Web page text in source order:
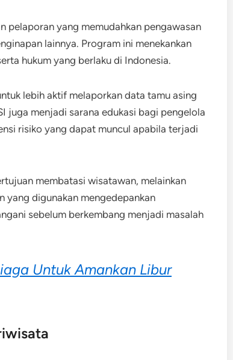
pelaporan yang memudahkan pengawasan
lainnya. Program ini menekankan
hukum yang berlaku di Indonesia.
lebih aktif melaporkan data tamu asing
juga menjadi sarana edukasi bagi pengelola
risiko yang dapat muncul apabila terjadi
membatasi wisatawan, melainkan
yang digunakan mengedepankan
sebelum berkembang menjadi masalah
Untuk Amankan Libur